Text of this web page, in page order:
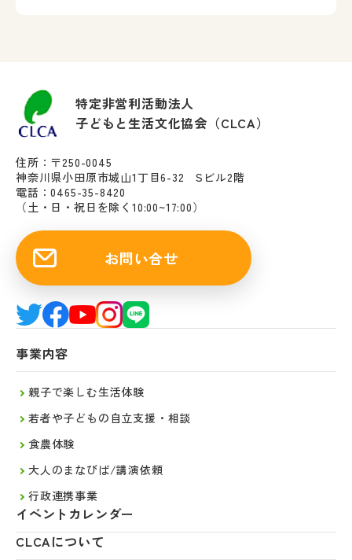
特定非営利活動法人
子どもと生活文化協会（CLCA）
住所：〒250-0045
神奈川県小田原市城山1丁目6-32 Sビル2階
電話：0465-35-8420
（土・日・祝日を除く10:00~17:00）
お問い合せ
事業内容
親子で楽しむ生活体験
若者や子どもの自立支援・相談
食農体験
大人のまなびば/講演依頼
行政連携事業
イベントカレンダー
CLCAについて